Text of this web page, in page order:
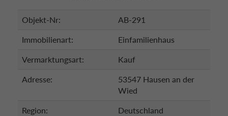
Objekt-Nr: AB-291
Immobilienart: Einfamilienhaus
Vermarktungsart: Kauf
Adresse:
53547 Hausen an der
Wied
Region: Deutschland